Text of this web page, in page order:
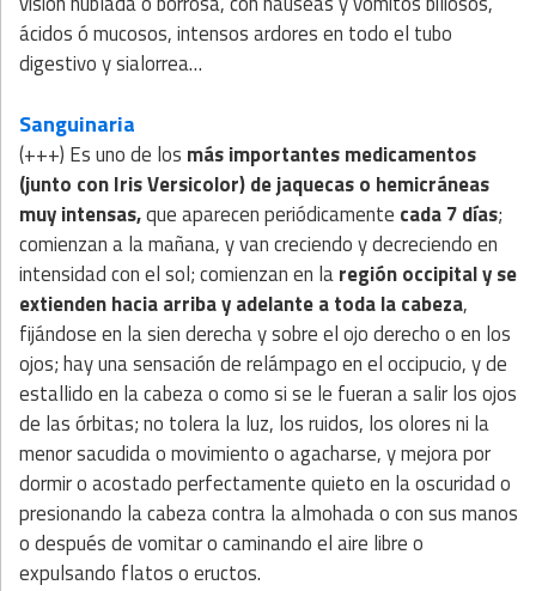
ácidos ó mucosos, intensos ardores en todo el tubo
digestivo y sialorrea…
Sanguinaria
(+++) Es uno de los más importantes medicamentos
(junto con Iris Versicolor) de jaquecas o hemicráneas
muy intensas,que aparecen periódicamente cada 7 días;
comienzan a la mañana, y van creciendo y decreciendo en
intensidad con el sol; comienzan en laregión occipital y se
extienden hacia arriba y adelante a toda la cabeza,
fijándose en la sien derecha y sobre el ojo derecho o en los
ojos; hay una sensación de relámpago en el occipucio, y de
estallido en la cabeza o como si se le fueran a salir los ojos
de las órbitas; no tolera la luz, los ruidos, los olores ni la
menor sacudida o movimiento o agacharse, y mejora por
dormir o acostado perfectamente quieto en la oscuridad o
presionando la cabeza contra la almohada o con sus manos
o después de vomitar o caminando el aire libre o
expulsando flatos o eructos.